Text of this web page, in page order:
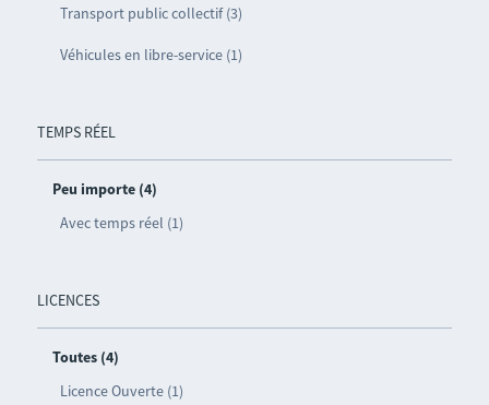
Transport public collectif (3)
Véhicules en libre-service (1)
TEMPS RÉEL
Peu importe (4)
Avec temps réel (1)
LICENCES
Toutes (4)
Licence Ouverte (1)